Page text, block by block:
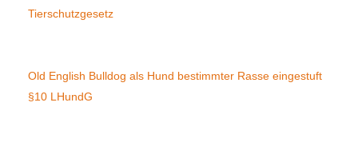
Tierschutzgesetz
Old English Bulldog als Hund bestimmter Rasse eingestuft
§10 LHundG